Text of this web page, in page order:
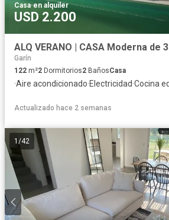
Casa·en alquiler
USD 2.200
Garín
122 m²2 Dormitorios2 BañosCasa
·Aire acondicionado·Electricidad·Cocina
Actualizado hace 2 semanas
1/42